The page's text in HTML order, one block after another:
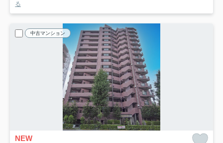
る
中古マンション
NEW